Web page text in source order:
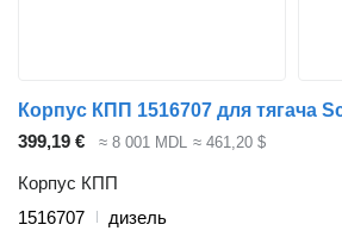
399,19 € ≈ 8 001 MDL ≈ 461,20 $
Корпус КПП
1516707
дизель